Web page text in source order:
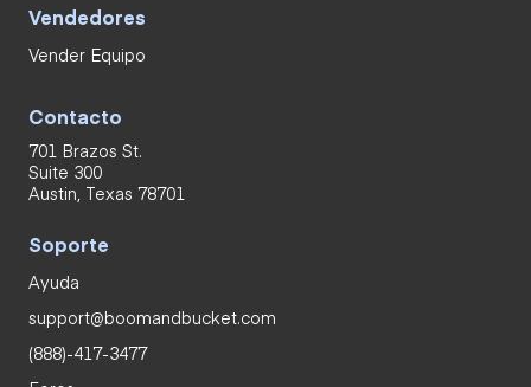
Vendedores
Vender Equipo
Contacto
701 Brazos St.
Suite 300
Austin, Texas 78701
Soporte
Ayuda
support@boomandbucket.com
(888)-417-3477